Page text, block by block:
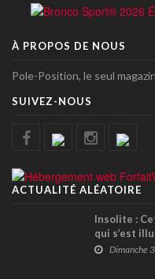
À PROPOS DE NOUS
Pole-Position, le seul
SUIVEZ-NOUS
ACTUALITÉ ALÉATOIRE
Insolite :
qui s’est
1970Dimanche